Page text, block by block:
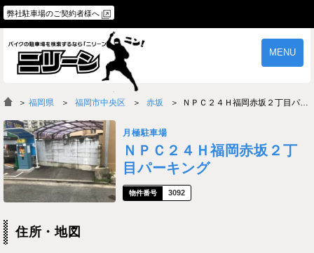
弊社駐車場のご契約者様へ
MENU
物件一覧 ご契約の流れ
よくあるご質問
＞ 福岡県 福岡市中央区 赤坂 ＮＰＣ２４Ｈ福岡赤坂２丁目パーキング
月極駐車場
ＮＰＣ２４Ｈ福岡赤坂２丁
目パーキング
3092
住所・地図